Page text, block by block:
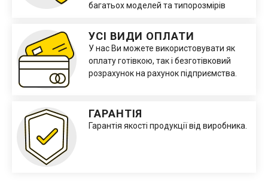
багатьох моделей та типорозмірів
УСІ ВИДИ ОПЛАТИ
У нас Ви можете використовувати як
оплату готівкою, так і безготівковий
розрахунок на рахунок підприємства.
ГАРАНТІЯ
Гарантія якості продукції від виробника.